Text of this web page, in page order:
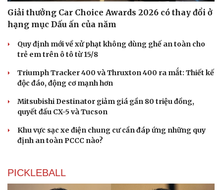
Giải thưởng Car Choice Awards 2026 có thay đổi ở
hạng mục Dấu ấn của năm
Quy định mới về xử phạt không dùng ghế an toàn cho
trẻ em trên ô tô từ 15/8
Triumph Tracker 400 và Thruxton 400 ra mắt: Thiết kế
độc đáo, động cơ mạnh hơn
Mitsubishi Destinator giảm giá gần 80 triệu đồng,
quyết đấu CX-5 và Tucson
Khu vực sạc xe điện chung cư cần đáp ứng những quy
định an toàn PCCC nào?
PICKLEBALL